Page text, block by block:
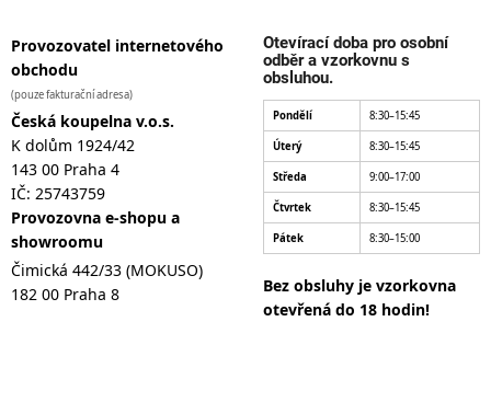
Provozovatel internetového
obchodu
(pouze fakturační adresa)
Česká koupelna v.o.s.
K dolům 1924/42
143 00 Praha 4
IČ: 25743759
Provozovna e-shopu a
showroomu
Čimická 442/33 (MOKUSO)
182 00 Praha 8
Otevírací doba pro osobní
odběr a vzorkovnu s
obsluhou.
Pondělí 8:30–15:45
Úterý 8:30–15:45
Středa 9:00–17:00
Čtvrtek 8:30–15:45
Pátek 8:30–15:00
Bez obsluhy je vzorkovna
otevřená do 18 hodin!